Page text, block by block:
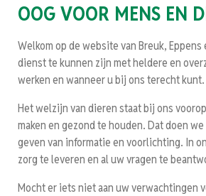
OOG VOOR MENS EN
Welkom op de website van Breuk,
dienst te kunnen zijn met heldere en
werken en wanneer u bij ons terecht kunt.
Het welzijn van dieren staat bij ons
maken en gezond te houden. Dat doen
geven van informatie en voorlichting. In
zorg te leveren en al uw vragen te
Mocht er iets niet aan uw verwachtingen